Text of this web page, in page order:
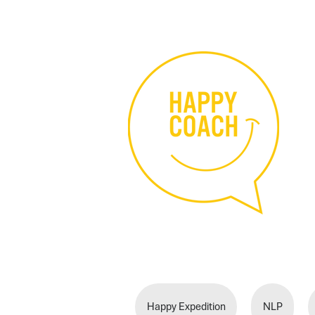
Happy Expedition NLP